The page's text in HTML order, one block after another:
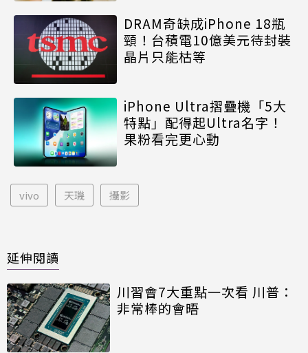
DRAM奇缺成iPhone 18瓶
頸！台積電10億美元待封裝
晶片只能枯等
iPhone Ultra摺疊機「5大
特點」配得起Ultra名字！
果粉看完更心動
vivo 天璣 攝影
延伸閱讀
川習會7大重點一次看 川普：
非常棒的會晤